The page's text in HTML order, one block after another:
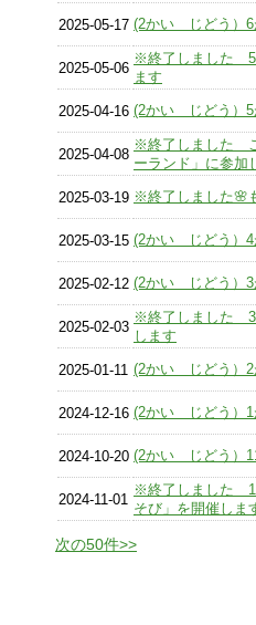
2025-05-17 (2かい じどう）6
2025-05-06
※終了しました 5
ます
2025-04-16 (2かい じどう）5
2025-04-08
※終了しました
ーランド」に参加
2025-03-19 ※終了しました🌸
2025-03-15 (2かい じどう）4
2025-02-12 (2かい じどう）3
2025-02-03
※終了しました 3
します
2025-01-11 (2かい じどう）2
2024-12-16 (2かい じどう）1
2024-10-20 (2かい じどう）
2024-11-01
※終了しました
そび」を開催しま
次の50件>>